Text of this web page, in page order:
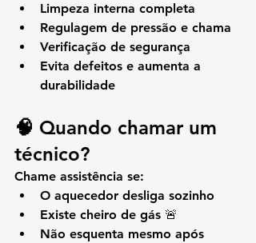
Limpeza interna completa
Regulagem de pressão e chama
Verificação de segurança
Evita defeitos e aumenta a
durabilidade
🧠 Quando chamar um
técnico?
Chame assistência se:
O aquecedor desliga sozinho
Existe cheiro de gás 🚨
Não esquenta mesmo após